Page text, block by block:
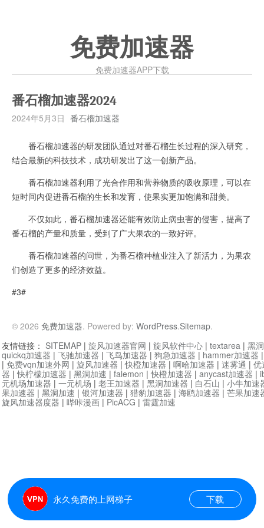
免费加速器
免费加速器APP下载
番石榴加速器2024
2024年5月3日 番石榴加速器
番石榴加速器的研发团队通过对番石榴生长过程的深入研究，
结合最新的科技技术，成功研发出了这一创新产品。
番石榴加速器利用了光合作用和营养物质的吸收原理，可以在
短时间内促进番石榴的生长和发育，使果实更加饱满和甜美。
不仅如此，番石榴加速器还能有效防止病虫害的侵害，提高了
番石榴的产量和质量，受到了广大果农的一致好评。
番石榴加速器的问世，为番石榴种植业注入了新活力，为果农
们创造了更多的经济效益。
#3#
© 2026 免费加速器. Powered by: WordPress.Sitemap.
永久免费的上网梯子 下载
友情链接： SITEMAP | 旋风加速器官网 | 旋风软件中心 | textarea | 黑
quickq加速器 | 飞驰加速器 | 飞鸟加速器 | 狗急加速器 | hammer加速器
| 免费vqn加速外网 | 旋风加速器 |快橙加速器 | 啊哈加速器 | 迷雾通 | 优
器 |快柠檬加速器 | 黑洞加速 | falemon |快橙加速器 | anycast加速器 |
元机场加速器 | 一元机场 | 老王加速器 | 黑洞加速器 | 白石山 | 小牛加速
果加速器 | 黑洞加速 | 银河加速器 | 猎豹加速器 | 海鸥加速器 | 芒果加速
旋风加速器度器 | 哔咔漫画 | PicACG | 雷霆加速